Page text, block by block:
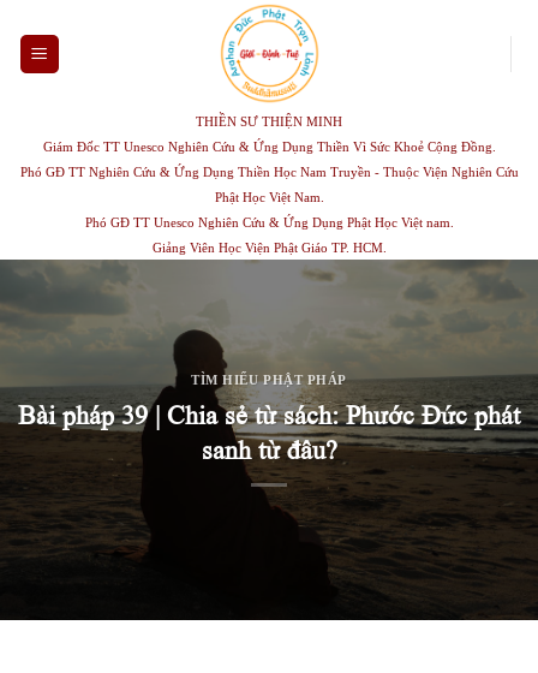
content
THIỀN SƯ THIỆN MINH
Giám Đốc TT Unesco Nghiên Cứu & Ứng Dụng Thiền Vì Sức Khoẻ Cộng Đồng.
Phó GĐ TT Nghiên Cứu & Ứng Dụng Thiền Học Nam Truyền - Thuộc Viện Nghiên Cứu
Phật Học Việt Nam.
Phó GĐ TT Unesco Nghiên Cứu & Ứng Dụng Phật Học Việt nam.
Giảng Viên Học Viện Phật Giáo TP. HCM.
TÌM HIỂU PHẬT PHÁP
Bài pháp 39 | Chia sẻ từ sách: Phước Đức phát
sanh từ đâu?